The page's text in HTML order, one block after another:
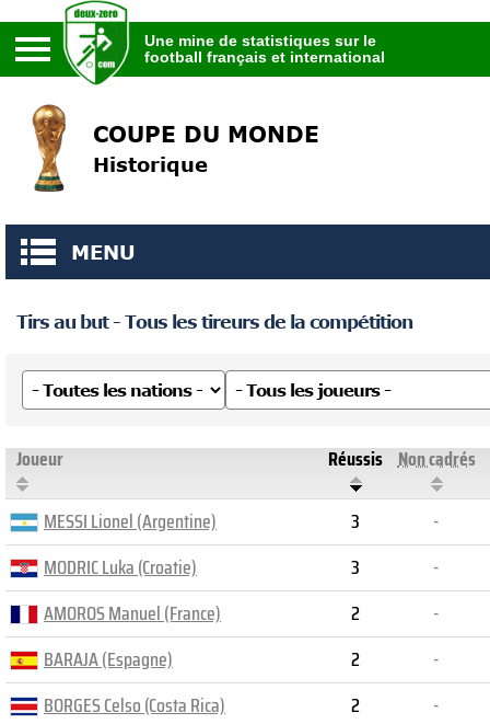
football français et international
Une mine de statistiques sur le
football français et international
COUPE DU MONDE
Historique
MENU
Tirs au but - Tous les tireurs de la compétition
Joueur
MESSI Lionel (Argentine)
MODRIC Luka (Croatie)
AMOROS Manuel (France)
BARAJA (Espagne)
BORGES Celso (Costa Rica)
Réussis Non cadrés
3
-
3
-
2
-
2
-
2
-